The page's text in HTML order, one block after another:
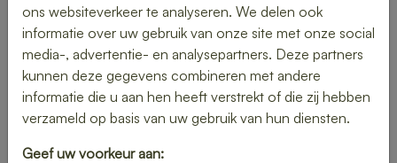
Nederland» Tuil
Lunch bezorgen in Tuil – vers
en snel bij jou thuis of op
kantoor
ons websiteverkeer te analyseren. We delen ook
informatie over uw gebruik van onze site met onze social
media-, advertentie- en analysepartners. Deze partners
kunnen deze gegevens combineren met andere
informatie die u aan hen heeft verstrekt of die zij hebben
verzameld op basis van uw gebruik van hun diensten.
Geef uw voorkeur aan: